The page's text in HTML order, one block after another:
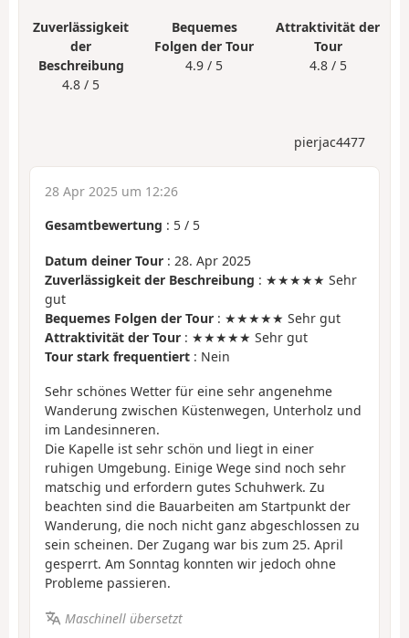
Zuverlässigkeit
der
Beschreibung
4.8 / 5
Bequemes
Folgen der Tour
4.9 / 5
Attraktivität der
Tour
4.8 / 5
pierjac4477
28 Apr 2025 um 12:26
Gesamtbewertung : 5 / 5
Datum deiner Tour : 28. Apr 2025
Zuverlässigkeit der Beschreibung : ★★★★★ Sehr
gut
Bequemes Folgen der Tour : ★★★★★ Sehr gut
Attraktivität der Tour : ★★★★★ Sehr gut
Tour stark frequentiert : Nein
Sehr schönes Wetter für eine sehr angenehme
Wanderung zwischen Küstenwegen, Unterholz und
im Landesinneren.
Die Kapelle ist sehr schön und liegt in einer
ruhigen Umgebung. Einige Wege sind noch sehr
matschig und erfordern gutes Schuhwerk. Zu
beachten sind die Bauarbeiten am Startpunkt der
Wanderung, die noch nicht ganz abgeschlossen zu
sein scheinen. Der Zugang war bis zum 25. April
gesperrt. Am Sonntag konnten wir jedoch ohne
Probleme passieren.
Maschinell übersetzt